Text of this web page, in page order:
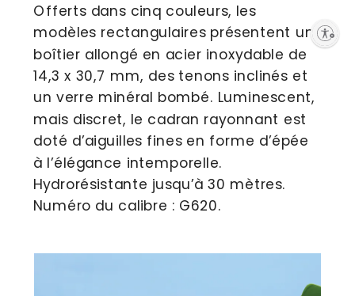
Enable accessibility
Offerts dans cinq couleurs, les
modèles rectangulaires présentent un
boîtier allongé en acier inoxydable de
14,3 x 30,7 mm, des tenons inclinés et
un verre minéral bombé. Luminescent,
mais discret, le cadran rayonnant est
doté d’aiguilles fines en forme d’épée
à l’élégance intemporelle.
Hydrorésistante jusqu’à 30 mètres.